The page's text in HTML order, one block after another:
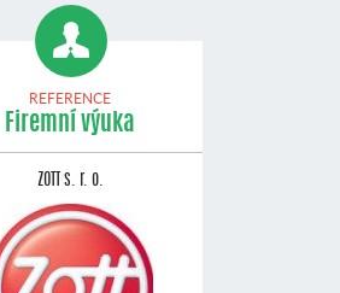
REFERENCE
Firemní výuka
ZOTT s. r. o.